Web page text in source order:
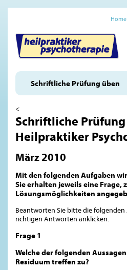
Home
Schriftliche Prüfung üben